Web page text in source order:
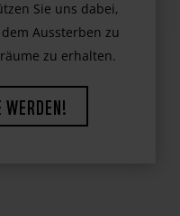
zum Schutz
Sie uns dabei,
Aussterben zu
zu erhalten.